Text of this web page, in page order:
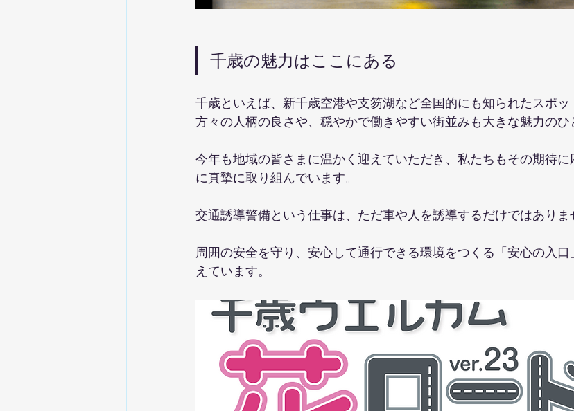
千歳の魅力はここにある
千歳といえば、新千歳空港や支笏湖など全国的にも知られたスポ
方々の人柄の良さや、穏やかで働きやすい街並みも大きな魅力のひ
今年も地域の皆さまに温かく迎えていただき、私たちもその期待
に真摯に取り組んでいます。
交通誘導警備という仕事は、ただ車や人を誘導するだけではありま
周囲の安全を守り、安心して通行できる環境をつくる「安心の入
えています。